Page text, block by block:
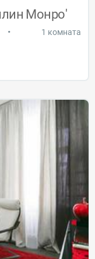
Монро'
• 1 комната